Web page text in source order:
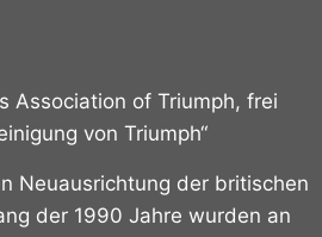
Association of Triumph, frei
von Triumph“
Neuausrichtung der britischen
der 1990 Jahre wurden an